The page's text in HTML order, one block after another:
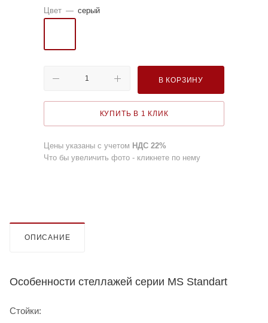
Цвет — серый
В КОРЗИНУ
КУПИТЬ В 1 КЛИК
Цены указаны с учетом НДС 22%
Что бы увеличить фото - кликнете по нему
ОПИСАНИЕ
Особенности стеллажей серии MS Standart
Стойки: